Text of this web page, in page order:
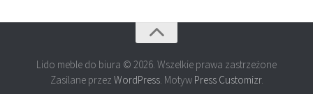
Lido meble do biura © 2026. Wszelkie prawa zastrzeżone
Zasilane przez WordPress. Motyw Press Customizr.